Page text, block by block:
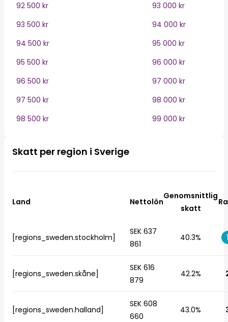
92 500 kr
93 000 kr
93 500 kr
94 000 kr
94 500 kr
95 000 kr
95 500 kr
96 000 kr
96 500 kr
97 000 kr
97 500 kr
98 000 kr
98 500 kr
99 000 kr
Skatt per region i Sverige
Land Nettolön
Genomsnittlig
skatt
[regions_sweden.stockholm]
SEK 637
861
40.3%
[regions_sweden.skåne]
SEK 616
879
42.2%
[regions_sweden.halland]
SEK 608
660
43.0%